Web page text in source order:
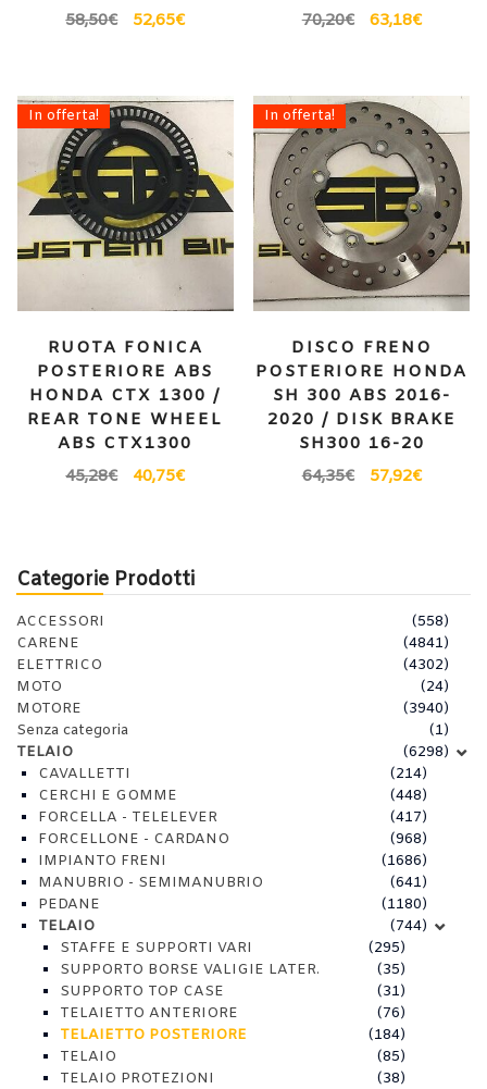
58,50€ 52,65€
70,20€ 63,18€
In offerta!
RUOTA FONICA
POSTERIORE ABS
HONDA CTX 1300 /
REAR TONE WHEEL
ABS CTX1300
45,28€ 40,75€
In offerta!
DISCO FRENO
POSTERIORE HONDA
SH 300 ABS 2016-
2020 / DISK BRAKE
SH300 16-20
64,35€ 57,92€
Categorie Prodotti
ACCESSORI
(558)
CARENE
(4841)
ELETTRICO
(4302)
MOTO
(24)
MOTORE
(3940)
Senza categoria
(1)
TELAIO
(6298)
CAVALLETTI
(214)
CERCHI E GOMME
(448)
FORCELLA - TELELEVER
(417)
FORCELLONE - CARDANO
(968)
IMPIANTO FRENI
(1686)
MANUBRIO - SEMIMANUBRIO
(641)
PEDANE
(1180)
TELAIO
(744)
STAFFE E SUPPORTI VARI
(295)
SUPPORTO BORSE VALIGIE LATER.
(35)
SUPPORTO TOP CASE
(31)
TELAIETTO ANTERIORE
(76)
TELAIETTO POSTERIORE
(184)
TELAIO
(85)
TELAIO PROTEZIONI
(38)